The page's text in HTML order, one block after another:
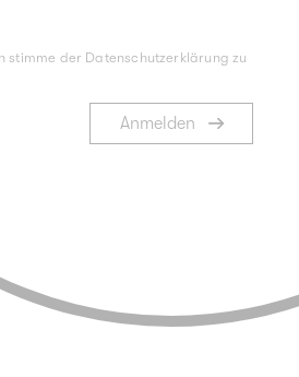
stimme der Datenschutzerklärung zu
Anmelden